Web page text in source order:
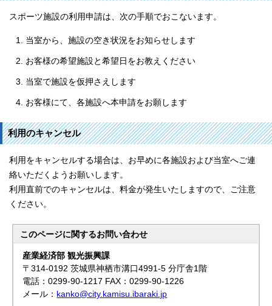
スポーツ施設の利用申請は、次の手順でおこないます。
当室から、施設の空き状況をお知らせします
お客様の希望施設と希望日をお教えください
当室で施設を仮押さえします
お客様にて、各施設へ本申請をお願します
利用のキャンセル
利用をキャンセルする場合は、お早めに各施設および当室へご連
絡いただくようお願いします。
利用直前でのキャンセルは、料金が発生いたしますので、ご注意
ください。
このページに関するお問い合わせ
産業経済部 観光振興課
〒314-0192 茨城県神栖市溝口4991-5 分庁舎1階
電話：0299-90-1217 FAX：0299-90-1226
メール： kanko@city.kamisu.ibaraki.jp